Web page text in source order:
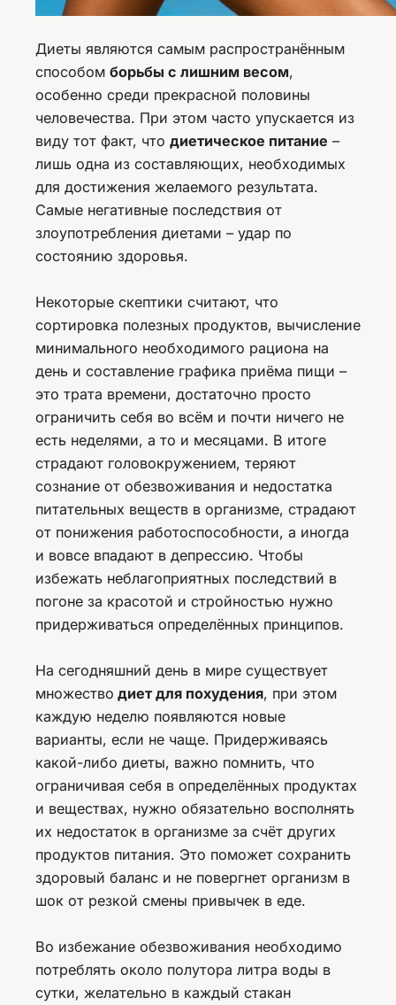
Диеты являются самым распространённым
способом борьбы с лишним весом,
особенно среди прекрасной половины
человечества. При этом часто упускается из
виду тот факт, что диетическое питание –
лишь одна из составляющих, необходимых
для достижения желаемого результата.
Самые негативные последствия от
злоупотребления диетами – удар по
состоянию здоровья.
Некоторые скептики считают, что
сортировка полезных продуктов, вычисление
минимального необходимого рациона на
день и составление графика приёма пищи –
это трата времени, достаточно просто
ограничить себя во всём и почти ничего не
есть неделями, а то и месяцами. В итоге
страдают головокружением, теряют
сознание от обезвоживания и недостатка
питательных веществ в организме, страдают
от понижения работоспособности, а иногда
и вовсе впадают в депрессию. Чтобы
избежать неблагоприятных последствий в
погоне за красотой и стройностью нужно
придерживаться определённых принципов.
На сегодняшний день в мире существует
множество диет для похудения, при этом
каждую неделю появляются новые
варианты, если не чаще. Придерживаясь
какой-либо диеты, важно помнить, что
ограничивая себя в определённых продуктах
и веществах, нужно обязательно восполнять
их недостаток в организме за счёт других
продуктов питания. Это поможет сохранить
здоровый баланс и не повергнет организм в
шок от резкой смены привычек в еде.
Во избежание обезвоживания необходимо
потреблять около полутора литра воды в
сутки, желательно в каждый стакан